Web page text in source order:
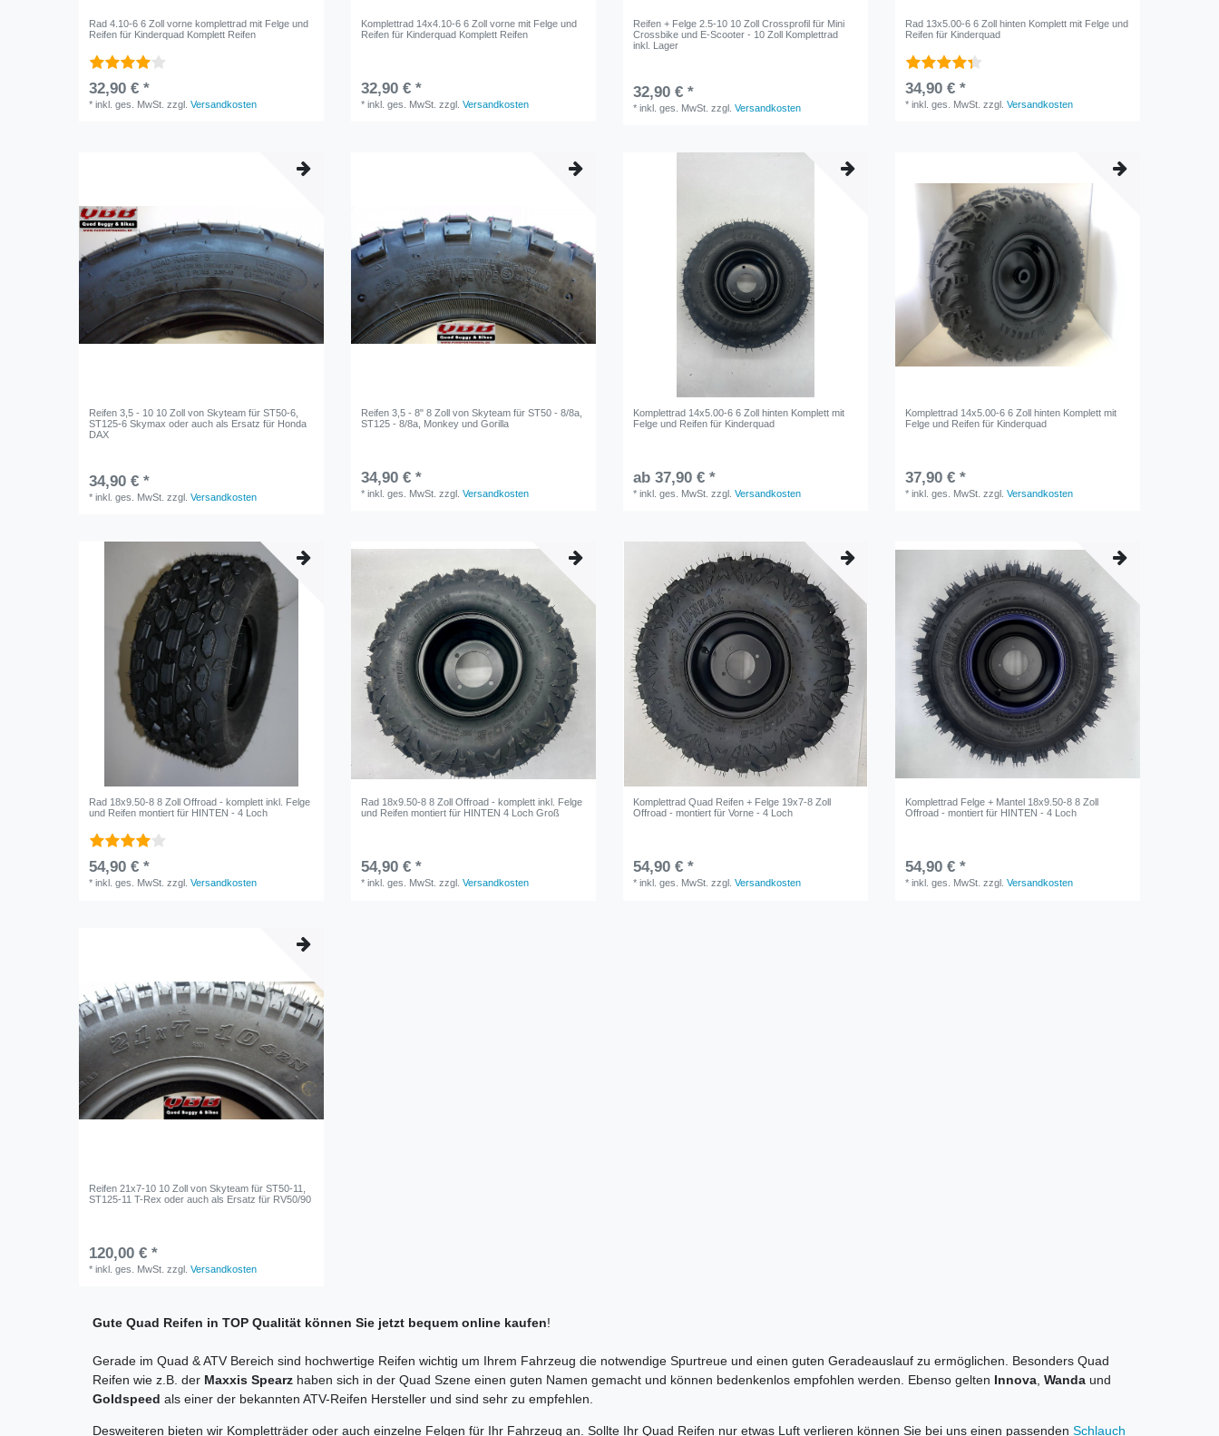
Rad 4.10-6 6 Zoll vorne komplettrad mit Felge und
Reifen für Kinderquad Komplett Reifen
32,90 € *
*inkl. ges. MwSt. zzgl.Versandkosten
Komplettrad 14x4.10-6 6 Zoll vorne mit Felge und
Reifen für Kinderquad Komplett Reifen
32,90 € *
*inkl. ges. MwSt. zzgl.Versandkosten
Reifen + Felge 2.5-10 10 Zoll Crossprofil für Mini
Crossbike und E-Scooter - 10 Zoll Komplettrad
inkl. Lager
32,90 € *
*inkl. ges. MwSt. zzgl.Versandkosten
Rad 13x5.00-6 6 Zoll hinten Komplett mit Felge und
Reifen für Kinderquad
34,90 € *
*inkl. ges. MwSt. zzgl.Versandkosten
Reifen 3,5 - 10 10 Zoll von Skyteam für ST50-6,
ST125-6 Skymax oder auch als Ersatz für Honda
DAX
34,90 € *
*inkl. ges. MwSt. zzgl.Versandkosten
Reifen 3,5 - 8" 8 Zoll von Skyteam für ST50 - 8/8a,
ST125 - 8/8a, Monkey und Gorilla
34,90 € *
*inkl. ges. MwSt. zzgl.Versandkosten
Komplettrad 14x5.00-6 6 Zoll hinten Komplett mit
Felge und Reifen für Kinderquad
ab 37,90 € *
*inkl. ges. MwSt. zzgl.Versandkosten
Komplettrad 14x5.00-6 6 Zoll hinten Komplett mit
Felge und Reifen für Kinderquad
37,90 € *
*inkl. ges. MwSt. zzgl.Versandkosten
Rad 18x9.50-8 8 Zoll Offroad - komplett inkl. Felge
und Reifen montiert für HINTEN - 4 Loch
54,90 € *
*inkl. ges. MwSt. zzgl.Versandkosten
Rad 18x9.50-8 8 Zoll Offroad - komplett inkl. Felge
und Reifen montiert für HINTEN 4 Loch Groß
54,90 € *
*inkl. ges. MwSt. zzgl.Versandkosten
Komplettrad Quad Reifen + Felge 19x7-8 Zoll
Offroad - montiert für Vorne - 4 Loch
54,90 € *
*inkl. ges. MwSt. zzgl.Versandkosten
Komplettrad Felge + Mantel 18x9.50-8 8 Zoll
Offroad - montiert für HINTEN - 4 Loch
54,90 € *
*inkl. ges. MwSt. zzgl.Versandkosten
Reifen 21x7-10 10 Zoll von Skyteam für ST50-11,
ST125-11 T-Rex oder auch als Ersatz für RV50/90
120,00 € *
*inkl. ges. MwSt. zzgl.Versandkosten
Gute Quad Reifen in TOP Qualität können Sie jetzt bequem online kaufen!
Gerade im Quad & ATV Bereich sind hochwertige Reifen wichtig um Ihrem Fahrzeug die notwendige Spurtreue und einen guten Geradeauslauf zu ermöglichen. Besonders Quad
Reifen wie z.B. der Maxxis Spearz haben sich in der Quad Szene einen guten Namen gemacht und können bedenkenlos empfohlen werden. Ebenso gelten Innova Wanda und
Goldspeed als einer der bekannten ATV-Reifen Hersteller und sind sehr zu empfehlen.
Desweiteren bieten wir Kompletträder oder auch einzelne Felgen für Ihr Fahrzeug an. Sollte Ihr Quad Reifen nur etwas Luft verlieren können Sie bei uns einen passenden Schlauch